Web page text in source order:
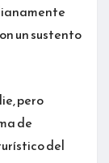
un sustento
pero
de
del